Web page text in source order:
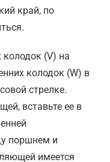
край, по
колодок (V) на
колодок (W) в
стрелке.
вставьте ее в
поршнем и
имеется